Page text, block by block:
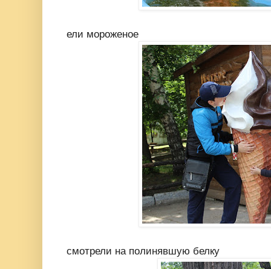
ели мороженое
смотрели на полинявшую белку